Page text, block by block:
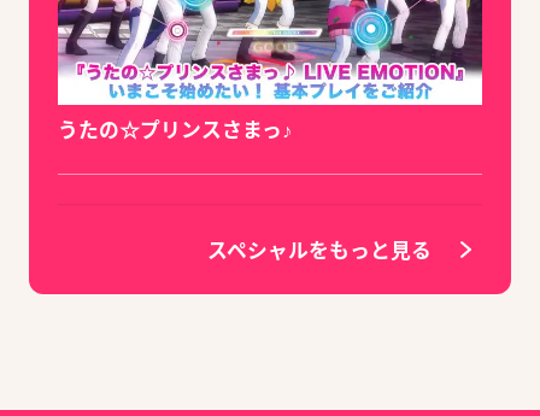
うたの☆プリンスさまっ♪
スペシャルをもっと見る